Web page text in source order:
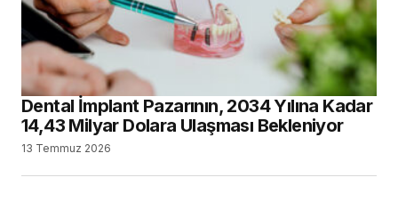
Dental İmplant Pazarının, 2034 Yılına Kadar
14,43 Milyar Dolara Ulaşması Bekleniyor
13 Temmuz 2026